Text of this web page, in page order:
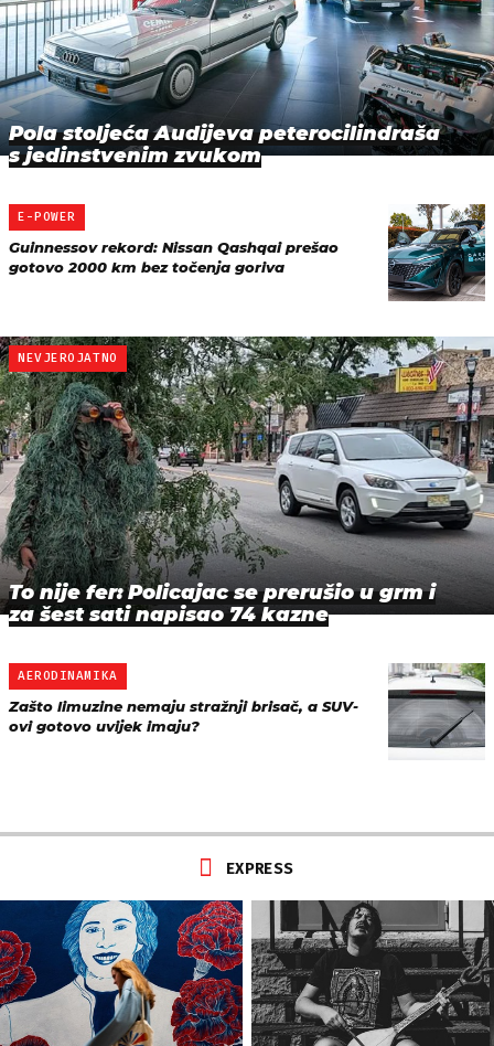
Pola stoljeća Audijeva peterocilindraša
s jedinstvenim zvukom
E-POWER
Guinnessov rekord: Nissan Qashqai prešao
gotovo 2000 km bez točenja goriva
NEVJEROJATNO
To nije fer: Policajac se prerušio u grm i
za šest sati napisao 74 kazne
AERODINAMIKA
Zašto limuzine nemaju stražnji brisač, a SUV-
ovi gotovo uvijek imaju?